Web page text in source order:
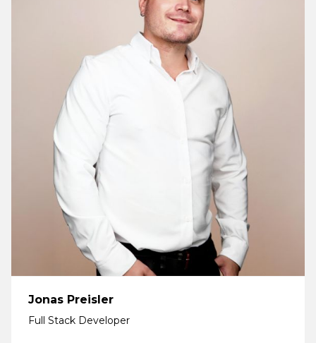
Jonas Preisler
Full Stack Developer